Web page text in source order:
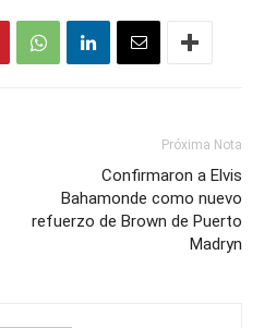
Próxima Nota
Confirmaron a Elvis
Bahamonde como nuevo
refuerzo de Brown de Puerto
Madryn